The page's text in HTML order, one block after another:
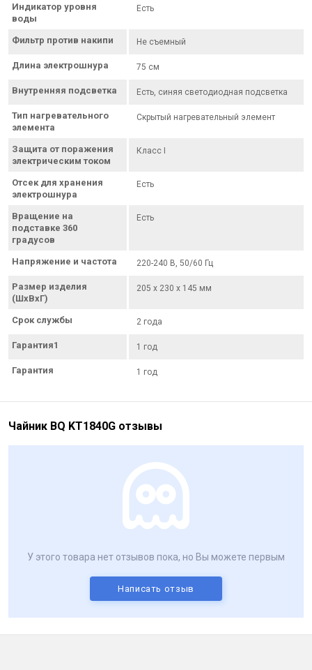
Индикатор уровня
воды
Есть
Фильтр против накипи Не съемный
Длина электрошнура 75 см
Внутренняя подсветка Есть, синяя светодиодная подсветка
Тип нагревательного
элемента
Скрытый нагревательный элемент
Защита от поражения
электрическим током
Класс I
Отсек для хранения
электрошнура
Есть
Вращение на
подставке 360
градусов
Есть
Напряжение и частота 220-240 В, 50/60 Гц
Размер изделия
(ШхВхГ)
205 х 230 х 145 мм
Срок службы 2 года
Гарантия1 1 год
Гарантия 1 год
Чайник BQ KT1840G отзывы
У этого товара нет отзывов пока, но Вы можете первым
Написать отзыв